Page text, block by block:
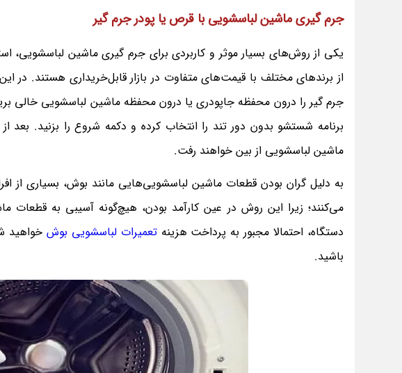
جرم گیری ماشین لباسشویی با قرص یا پودر جرم گیر
یکی از روش‌های بسیار موثر و کاربردی برای جرم گیری ماشین
برنامه شستشو بدون دور تند را انتخاب کرده و دکمه شروع را بزنید. بعد
ماشین لباسشویی از بین خواهند رفت.
به دلیل گران بودن قطعات ماشین لباسشویی‌هایی مانند بوش، بسیاری از
می‌کنند؛ زیرا این روش در عین کارآمد بودن، هیچ‌گونه آسیبی به
دستگاه، احتمالا مجبور به پرداخت هزینهتعمیرات لباسشویی بوش خواهید
باشید.